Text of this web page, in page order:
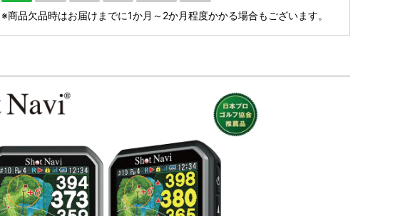
※商品欠品時はお届けまでに1か月～2か月程度かかる場合もございます。